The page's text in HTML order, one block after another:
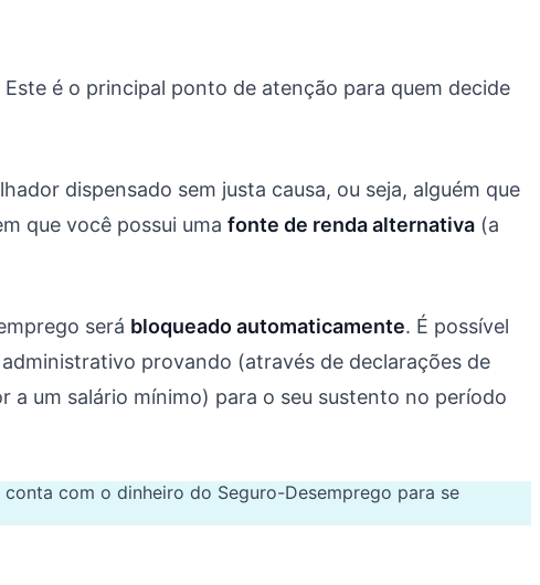
Este é o principal ponto de atenção para quem decide
dispensado sem justa causa, ou seja, alguém que
que você possui uma fonte de renda alternativa (a
será bloqueado automaticamente. É possível
provando (através de declarações de
um salário mínimo) para o seu sustento no período
com o dinheiro do Seguro-Desemprego para se